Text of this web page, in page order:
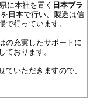
に本社を置く 日本ブラ
日本で行い、製造は信
で行っています。
の充実したサポートに
ております。
いただきますので、